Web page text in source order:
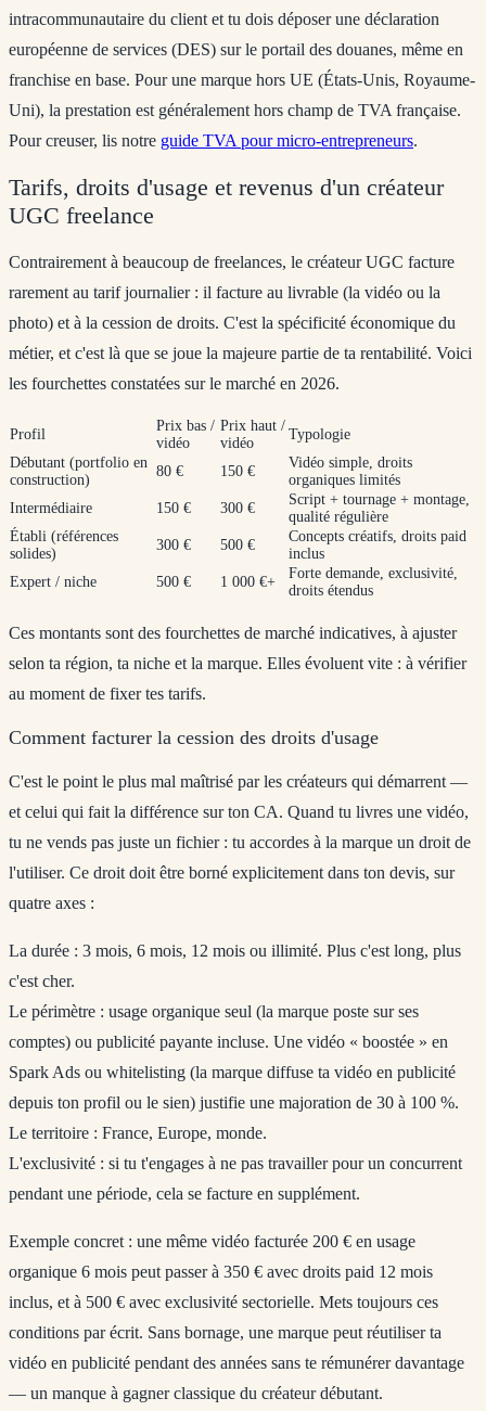
intracommunautaire du client et tu dois déposer une déclaration
européenne de services (DES) sur le portail des douanes, même en
franchise en base. Pour une marque hors UE (États-Unis, Royaume-
Uni), la prestation est généralement hors champ de TVA française.
Pour creuser, lis notre guide TVA pour micro-entrepreneurs.
Tarifs, droits d'usage et revenus d'un créateur
UGC freelance
Contrairement à beaucoup de freelances, le créateur UGC facture
rarement au tarif journalier : il facture au livrable (la vidéo ou la
photo) et à la cession de droits. C'est la spécificité économique du
métier, et c'est là que se joue la majeure partie de ta rentabilité. Voici
les fourchettes constatées sur le marché en 2026.
Profil
Prix bas /
vidéo
Prix haut /
vidéo
Typologie
Débutant (portfolio en
construction)
80 € 150 €
Vidéo simple, droits
organiques limités
Intermédiaire
150 € 300 €
Script + tournage + montage,
qualité régulière
Établi (références
solides)
300 € 500 €
Concepts créatifs, droits paid
inclus
Expert / niche
500 € 1 000 €+
Forte demande, exclusivité,
droits étendus
Ces montants sont des fourchettes de marché indicatives, à ajuster
selon ta région, ta niche et la marque. Elles évoluent vite : à vérifier
au moment de fixer tes tarifs.
Comment facturer la cession des droits d'usage
C'est le point le plus mal maîtrisé par les créateurs qui démarrent —
et celui qui fait la différence sur ton CA. Quand tu livres une vidéo,
tu ne vends pas juste un fichier : tu accordes à la marque un droit de
l'utiliser. Ce droit doit être borné explicitement dans ton devis, sur
quatre axes :
La durée : 3 mois, 6 mois, 12 mois ou illimité. Plus c'est long, plus
c'est cher.
Le périmètre : usage organique seul (la marque poste sur ses
comptes) ou publicité payante incluse. Une vidéo « boostée » en
Spark Ads ou whitelisting (la marque diffuse ta vidéo en publicité
depuis ton profil ou le sien) justifie une majoration de 30 à 100 %.
Le territoire : France, Europe, monde.
L'exclusivité : si tu t'engages à ne pas travailler pour un concurrent
pendant une période, cela se facture en supplément.
Exemple concret : une même vidéo facturée 200 € en usage
organique 6 mois peut passer à 350 € avec droits paid 12 mois
inclus, et à 500 € avec exclusivité sectorielle. Mets toujours ces
conditions par écrit. Sans bornage, une marque peut réutiliser ta
vidéo en publicité pendant des années sans te rémunérer davantage
— un manque à gagner classique du créateur débutant.